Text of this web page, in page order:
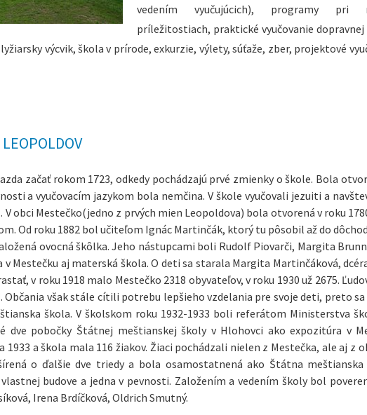
vedením vyučujúcich), programy pri
príležitostiach, praktické vyučovanie dopravnej
výcvik, škola v prírode, exkurzie, výlety, súťaže, zber, projektové
začať rokom 1723, odkedy pochádzajú prvé zmienky o škole. Bola
a vyučovacím jazykom bola nemčina. V škole vyučovali jezuiti a
obci Mestečko(jedno z prvých mien Leopoldova) bola otvorená v roku
Od roku 1882 bol učiteľom Ignác Martinčák, ktorý tu pôsobil až do
ovocná škôlka. Jeho nástupcami boli Rudolf Piovarči, Margita
v Mestečku aj materská škola. O deti sa starala Margita Martinčáková,
v roku 1918 malo Mestečko 2318 obyvateľov, v roku 1930 už 2675.
však stále cítili potrebu lepšieho vzdelania pre svoje deti, preto sa
škola. V školskom roku 1932-1933 boli referátom Ministerstva
dve pobočky Štátnej meštianskej školy v Hlohovci ako expozitúra v
1933 a škola mala 116 žiakov. Žiaci pochádzali nielen z Mestečka, ale aj z
o ďalšie dve triedy a bola osamostatnená ako Štátna
budove a jedna v pevnosti. Založením a vedením školy bol
Irena Brdíčková, Oldrich Smutný.